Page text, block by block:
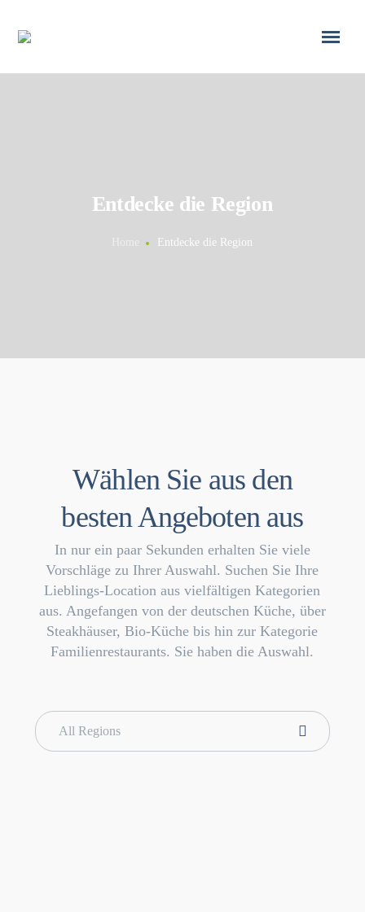
Entdecke die Region
Entdecke die Region
Wählen Sie aus den
besten Angeboten aus
In nur ein paar Sekunden erhalten Sie viele
Vorschläge zu Ihrer Auswahl. Suchen Sie Ihre
Lieblings-Location aus vielfältigen Kategorien
aus. Angefangen von der deutschen Küche, über
Steakhäuser, Bio-Küche bis hin zur Kategorie
Familienrestaurants. Sie haben die Auswahl.